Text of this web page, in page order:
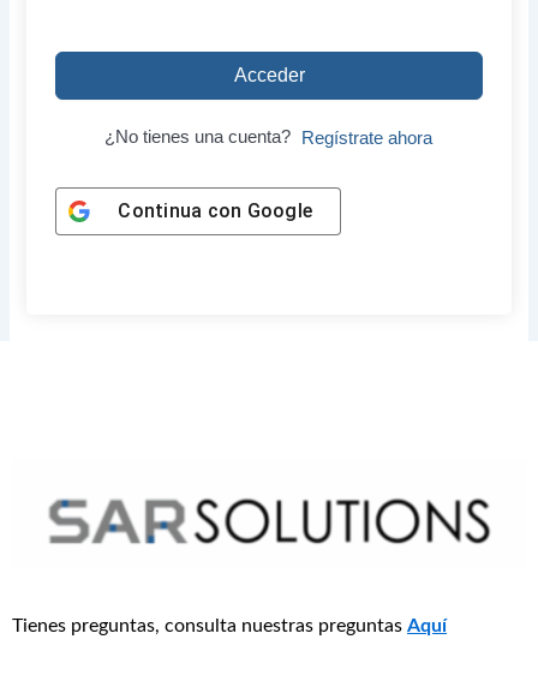
Acceder
¿No tienes una cuenta? Regístrate ahora
Continua con Google
Tienes preguntas, consulta nuestras preguntas Aquí